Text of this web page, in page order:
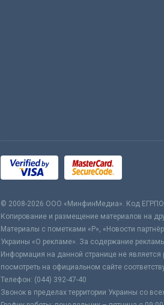
© 2008-2026 ООО «МинфинМедиа». Код
Копирование и размещение материалов на
Материалы с пометками «Р», «Новости
Украины «О рекламе». За содержание
Информация на данной странице не
посмотреть на официальном сайте
Телефон: (044) 392-47-40
Звонок в пределах территории Украины со